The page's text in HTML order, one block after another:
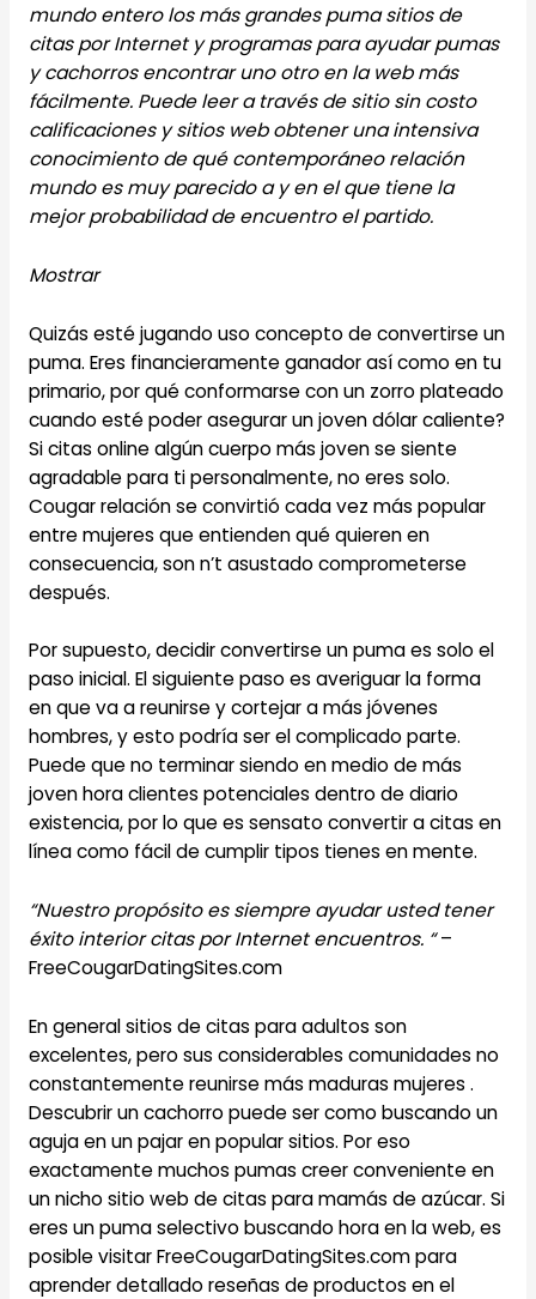
mundo entero los más grandes puma sitios de
citas por Internet y programas para ayudar pumas
y cachorros encontrar uno otro en la web más
fácilmente. Puede leer a través de sitio sin costo
calificaciones y sitios web obtener una intensiva
conocimiento de qué contemporáneo relación
mundo es muy parecido a y en el que tiene la
mejor probabilidad de encuentro el partido.
Mostrar
Quizás esté jugando uso concepto de convertirse un
puma. Eres financieramente ganador así como en tu
primario, por qué conformarse con un zorro plateado
cuando esté poder asegurar un joven dólar caliente?
Si citas online algún cuerpo más joven se siente
agradable para ti personalmente, no eres solo.
Cougar relación se convirtió cada vez más popular
entre mujeres que entienden qué quieren en
consecuencia, son n’t asustado comprometerse
después.
Por supuesto, decidir convertirse un puma es solo el
paso inicial. El siguiente paso es averiguar la forma
en que va a reunirse y cortejar a más jóvenes
hombres, y esto podría ser el complicado parte.
Puede que no terminar siendo en medio de más
joven hora clientes potenciales dentro de diario
existencia, por lo que es sensato convertir a citas en
línea como fácil de cumplir tipos tienes en mente.
“Nuestro propósito es siempre ayudar usted tener
éxito interior citas por Internet encuentros. “–
FreeCougarDatingSites.com
En general sitios de citas para adultos son
excelentes, pero sus considerables comunidades no
constantemente reunirse más maduras mujeres .
Descubrir un cachorro puede ser como buscando un
aguja en un pajar en popular sitios. Por eso
exactamente muchos pumas creer conveniente en
un nicho sitio web de citas para mamás de azúcar. Si
eres un puma selectivo buscando hora en la web, es
posible visitar FreeCougarDatingSites.com para
aprender detallado reseñas de productos en el